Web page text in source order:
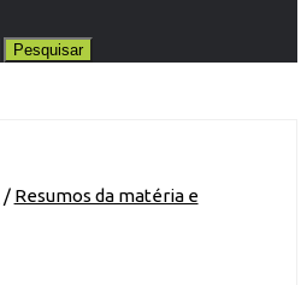
/ Resumos da matéria e